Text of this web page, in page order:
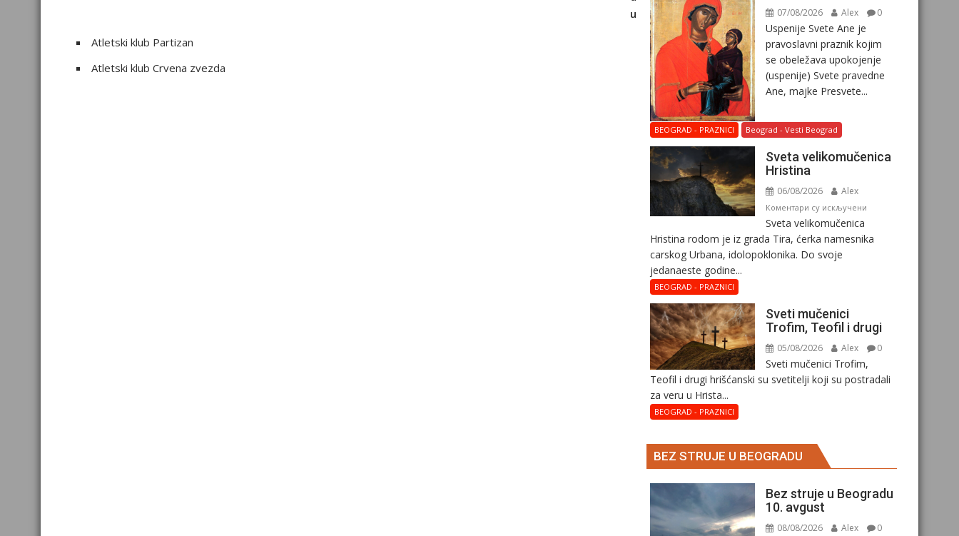
u
Atletski klub Partizan
Atletski klub Crvena zvezda
07/08/2026 Alex 0
Uspenije Svete Ane je
pravoslavni praznik kojim
se obeležava upokojenje
(uspenije) Svete pravedne
Ane, majke Presvete...
BEOGRAD - PRAZNICI Beograd - Vesti Beograd
Svеta vеlikоmučеnica
Hristina
06/08/2026 Alex
Коментари су искљученина
vеlikоmučеnica
Svеta vеlikоmučеnica
Hristina rodom je iz grada Tira, ćerka namesnika
carskog Urbana, idolopoklonika. Dо svоје
јеdanaеstе gоdinе...
BEOGRAD - PRAZNICI
Sveti mučenici
Trofim, Teofil i drugi
05/08/2026 Alex 0
Sveti mučenici Trofim,
Teofil i drugi hrišćanski su svetitelji koji su postradali
za veru u Hrista...
BEOGRAD - PRAZNICI
BEZ STRUJE U BEOGRADU
Bez struje u Beogradu
10. avgust
08/08/2026 Alex 0